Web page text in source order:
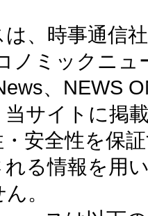
、時事通信
ノミックニ
、NEWS
サイトに掲
安全性を保
る情報を用
。